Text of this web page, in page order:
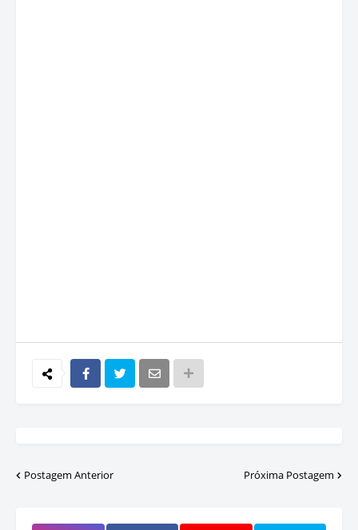
Postagem Anterior Próxima Postagem